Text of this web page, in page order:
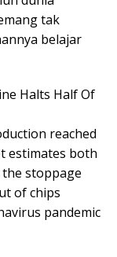
tak
belajar
Halts Half Of
reached
estimates both
stoppage
of chips
pandemic